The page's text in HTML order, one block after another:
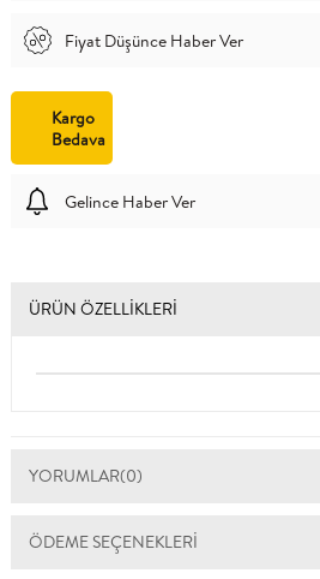
Fiyat Düşünce Haber Ver
Kargo
Bedava
Gelince Haber Ver
ÜRÜN ÖZELLIKLERI
YORUMLAR(0)
ÖDEME SEÇENEKLERI